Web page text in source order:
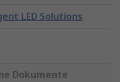
LED Solutions
Dokumente